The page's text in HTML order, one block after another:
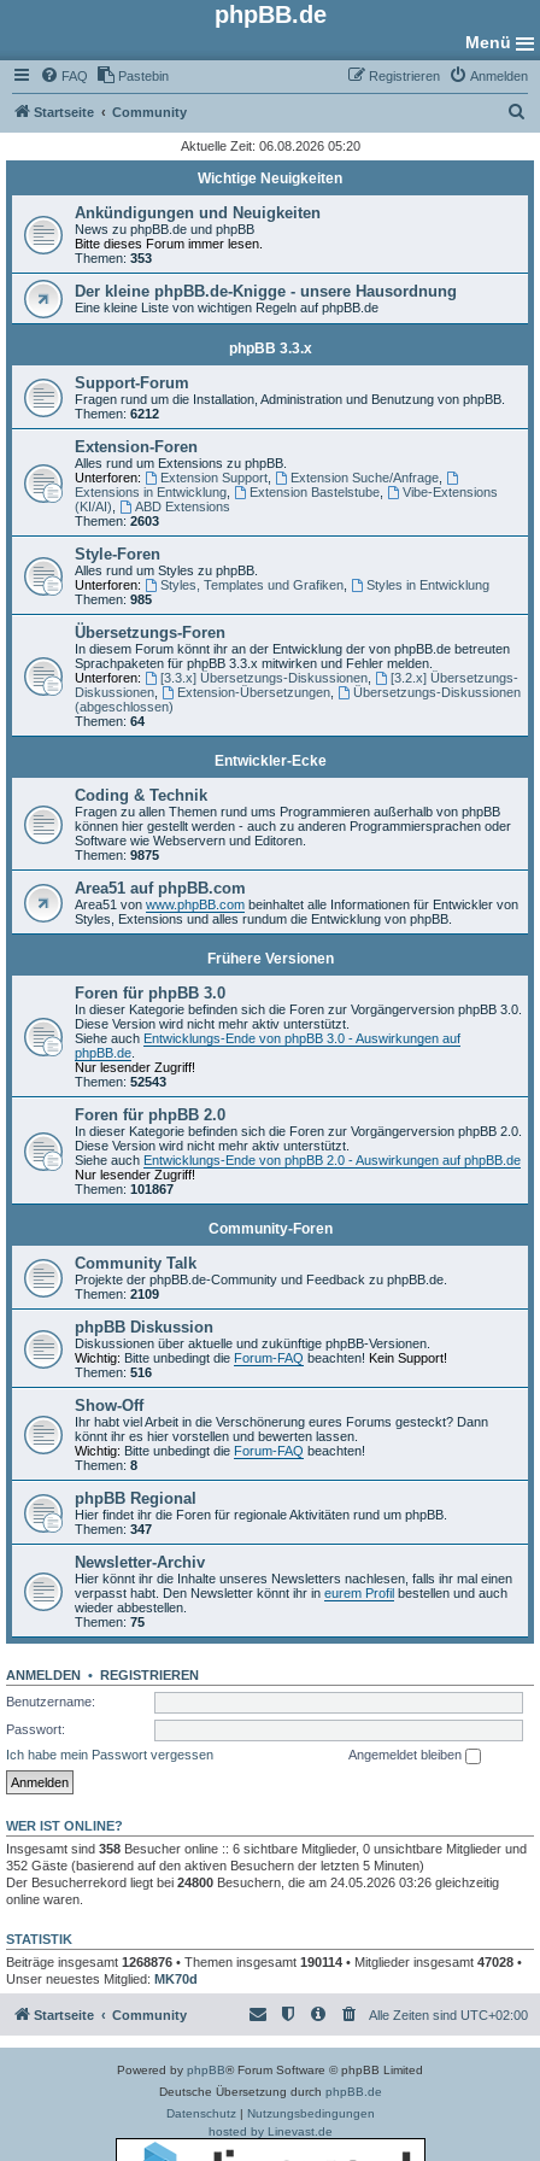
phpBB.de
Menü
FAQ Pastebin Anmelden
Registrieren
Startseite Community
h
Aktuelle Zeit: 06.08.2026 05:20
Wichtige Neuigkeiten
Ankündigungen und Neuigkeiten
News zu phpBB.de und phpBB
Bitte dieses Forum immer lesen.
Themen: 353
Der kleine phpBB.de-Knigge - unsere Hausordnung
Eine kleine Liste von wichtigen Regeln auf phpBB.de
phpBB 3.3.x
Support-Forum
Fragen rund um die Installation, Administration und Benutzung von phpBB.
Themen: 6212
Extension-Foren
Alles rund um Extensions zu phpBB.
Unterforen:
Extension Support, Extension Suche/Anfrage,
Extensions in Entwicklung
Extension Bastelstube,
Vibe-Extensions
(KI/AI)
ABD Extensions
Themen: 2603
Style-Foren
Alles rund um Styles zu phpBB.
Unterforen:
Styles, Templates und Grafiken,
Styles in Entwicklung
Themen: 985
Übersetzungs-Foren
In diesem Forum könnt ihr an der Entwicklung der von phpBB.de betreuten
Sprachpaketen für phpBB 3.3.x mitwirken und Fehler melden.
Unterforen:
[3.3.x] Übersetzungs-Diskussionen,
[3.2.x] Übersetzungs-
Diskussionen
Extension-Übersetzungen,
Übersetzungs-Diskussionen
(abgeschlossen)
Themen: 64
Entwickler-Ecke
Coding & Technik
Fragen zu allen Themen rund ums Programmieren außerhalb von phpBB
können hier gestellt werden - auch zu anderen Programmiersprachen oder
Software wie Webservern und Editoren.
Themen: 9875
Area51 auf phpBB.com
Area51 von www.phpBB.com beinhaltet alle Informationen für Entwickler von
Styles, Extensions und alles rundum die Entwicklung von phpBB.
Frühere Versionen
Foren für phpBB 3.0
In dieser Kategorie befinden sich die Foren zur Vorgängerversion phpBB 3.0.
Diese Version wird nicht mehr aktiv unterstützt.
Siehe auch Entwicklungs-Ende von phpBB 3.0 - Auswirkungen auf
phpBB.de
Nur lesender Zugriff!
Themen: 52543
Foren für phpBB 2.0
In dieser Kategorie befinden sich die Foren zur Vorgängerversion phpBB 2.0.
Diese Version wird nicht mehr aktiv unterstützt.
Siehe auch Entwicklungs-Ende von phpBB 2.0 - Auswirkungen auf phpBB.de
Nur lesender Zugriff!
Themen: 101867
Community-Foren
Community Talk
Projekte der phpBB.de-Community und Feedback zu phpBB.de.
Themen: 2109
phpBB Diskussion
Diskussionen über aktuelle und zukünftige phpBB-Versionen.
Wichtig: Bitte unbedingt die Forum-FAQ beachten! Kein Support!
Themen: 516
Show-Off
Ihr habt viel Arbeit in die Verschönerung eures Forums gesteckt? Dann
könnt ihr es hier vorstellen und bewerten lassen.
Wichtig: Bitte unbedingt die Forum-FAQ beachten!
Themen: 8
phpBB Regional
Hier findet ihr die Foren für regionale Aktivitäten rund um phpBB.
Themen: 347
Newsletter-Archiv
Hier könnt ihr die Inhalte unseres Newsletters nachlesen, falls ihr mal einen
verpasst habt. Den Newsletter könnt ihr in eurem Profil bestellen und auch
wieder abbestellen.
Themen: 75
ANMELDEN • REGISTRIEREN
Benutzername:
Passwort:
Ich habe mein Passwort vergessen
Angemeldet bleiben
WER IST ONLINE?
Insgesamt sind 358 Besucher online :: 6 sichtbare Mitglieder, 0 unsichtbare Mitglieder und
352 Gäste (basierend auf den aktiven Besuchern der letzten 5 Minuten)
Der Besucherrekord liegt bei 24800 Besuchern, die am 24.05.2026 03:26 gleichzeitig
online waren.
STATISTIK
Beiträge insgesamt 1268876 • Themen insgesamt 190114 • Mitglieder insgesamt 47028 •
Unser neuestes Mitglied: MK70d
Startseite Community Alle Zeiten sind UTC+02:00
Powered by phpBB® Forum Software © phpBB Limited
Deutsche Übersetzung durch phpBB.de
Datenschutz| Nutzungsbedingungen
hosted by Linevast.de